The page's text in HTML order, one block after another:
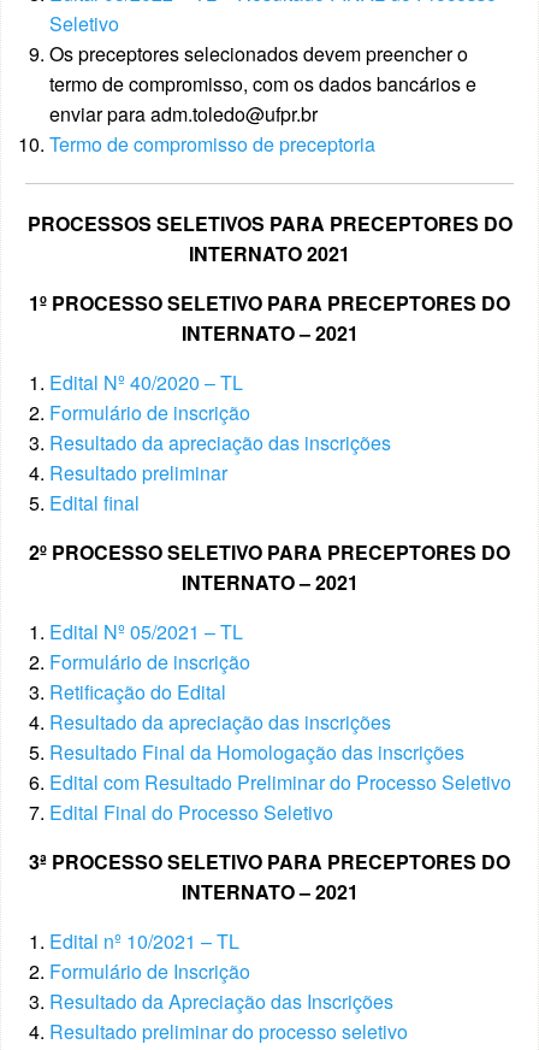
Seletivo
Os preceptores selecionados devem preencher o
termo de compromisso, com os dados bancários e
enviar para adm.toledo@ufpr.br
Termo de compromisso de preceptoria
PROCESSOS SELETIVOS PARA PRECEPTORES DO
INTERNATO 2021
1º PROCESSO SELETIVO PARA PRECEPTORES DO
INTERNATO – 2021
Edital Nº 40/2020 – TL
Formulário de inscrição
Resultado da apreciação das inscrições
Resultado preliminar
Edital final
2º PROCESSO SELETIVO PARA PRECEPTORES DO
INTERNATO – 2021
Edital Nº 05/2021 – TL
Formulário de inscrição
Retificação do Edital
Resultado da apreciação das inscrições
Resultado Final da Homologação das inscrições
Edital com Resultado Preliminar do Processo Seletivo
Edital Final do Processo Seletivo
3ª PROCESSO SELETIVO PARA PRECEPTORES DO
INTERNATO – 2021
Edital nº 10/2021 – TL
Formulário de Inscrição
Resultado da Apreciação das Inscrições
Resultado preliminar do processo seletivo